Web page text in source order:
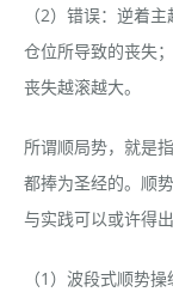
（2）错误：逆着
仓位所导致的丧失
丧失越滚越大。
所谓顺局势，就是
都捧为圣经的。顺
与实践可以或许得
（1）波段式顺势